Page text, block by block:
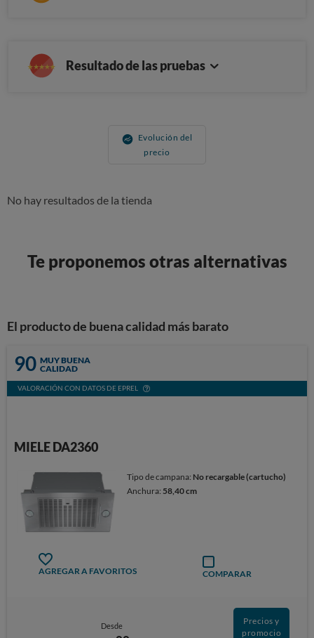
Resultado de las pruebas
Evolución del
precio
No hay resultados de la tienda
Te proponemos otras alternativas
El producto de buena calidad más barato
90 MUY BUENA
CALIDAD
VALORACIÓN CON DATOS DE EPREL
MIELE DA2360
Tipo de campana: No recargable (cartucho)
Anchura: 58,40 cm
AGREGAR A FAVORITOS COMPARAR
Desde
Precios y
promocio